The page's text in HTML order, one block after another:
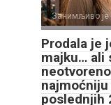
Занимљиво је
Prodala je
majku… ali
poslednjih